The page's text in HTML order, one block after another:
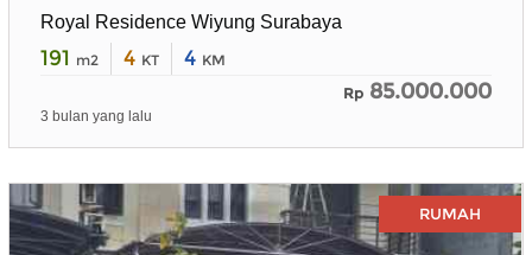
Royal Residence Wiyung Surabaya
191 m2 4 KT 4 KM
Rp 85.000.000
3 bulan yang lalu
RUMAH